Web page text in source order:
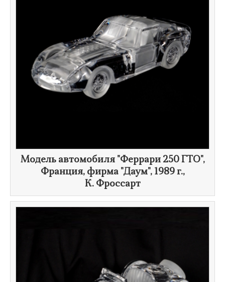
​Модель автомобиля "Феррари 250 ГТО",
Франция, фирма "Даум", 1989 г.,
К. Фроссарт